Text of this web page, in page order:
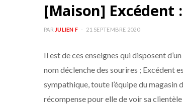
[Maison] Excédent
PAR JULIEN F 21 SEPTEMBRE 2020
Il est de ces enseignes qui disposent
nom déclenche des sourires ; Excédent
sympathique, toute l’équipe du magasin
récompense pour elle de voir sa